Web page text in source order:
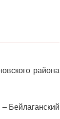
района
Бейлаганский